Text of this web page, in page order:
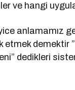
ve hangi
anlamamız
etmek demektir ”
dedikleri